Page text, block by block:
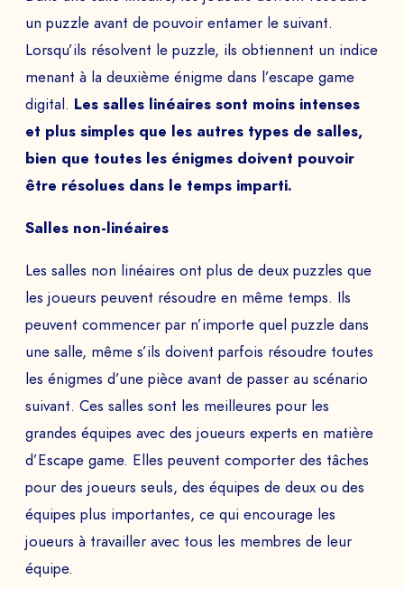
un puzzle avant de pouvoir entamer le suivant.
Lorsqu’ils résolvent le puzzle, ils obtiennent un indice
menant à la deuxième énigme dans l’escape game
digital. Les salles linéaires sont moins intenses
et plus simples que les autres types de salles,
bien que toutes les énigmes doivent pouvoir
être résolues dans le temps imparti.
Salles non-linéaires
Les salles non linéaires ont plus de deux puzzles que
les joueurs peuvent résoudre en même temps. Ils
peuvent commencer par n’importe quel puzzle dans
une salle, même s’ils doivent parfois résoudre toutes
les énigmes d’une pièce avant de passer au scénario
suivant. Ces salles sont les meilleures pour les
grandes équipes avec des joueurs experts en matière
d’Escape game. Elles peuvent comporter des tâches
pour des joueurs seuls, des équipes de deux ou des
équipes plus importantes, ce qui encourage les
joueurs à travailler avec tous les membres de leur
équipe.
EMAIL *
TÉLÉPHONE
PAYS
Le
à
ENVOYER